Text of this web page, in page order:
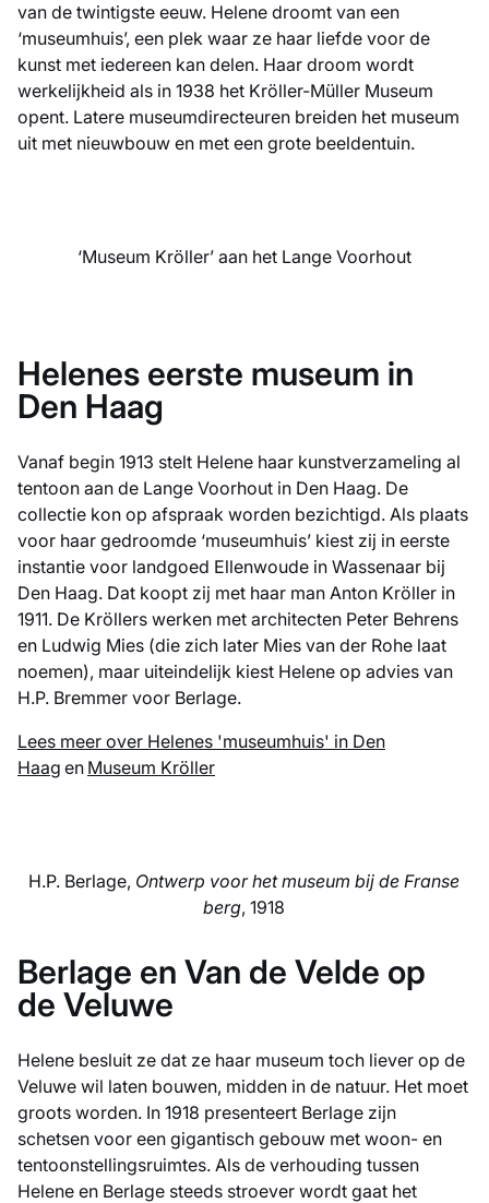
van de twintigste eeuw. Helene droomt van een
‘museumhuis’, een plek waar ze haar liefde voor de
kunst met iedereen kan delen. Haar droom wordt
werkelijkheid als in 1938 het Kröller-Müller Museum
opent. Latere museumdirecteuren breiden het museum
uit met nieuwbouw en met een grote beeldentuin.
‘Museum Kröller’ aan het Lange Voorhout
Helenes eerste museum in
Den Haag
Vanaf begin 1913 stelt Helene haar kunstverzameling al
tentoon aan de Lange Voorhout in Den Haag. De
collectie kon op afspraak worden bezichtigd. Als plaats
voor haar gedroomde ‘museumhuis’ kiest zij in eerste
instantie voor landgoed Ellenwoude in Wassenaar bij
Den Haag. Dat koopt zij met haar man Anton Kröller in
1911. De Kröllers werken met architecten Peter Behrens
en Ludwig Mies (die zich later Mies van der Rohe laat
noemen), maar uiteindelijk kiest Helene op advies van
H.P. Bremmer voor Berlage.
Lees meer over Helenes 'museumhuis' in Den
Haag en Museum Kröller
H.P. Berlage, Ontwerp voor het museum bij de Franse
berg, 1918
Berlage en Van de Velde op
de Veluwe
Helene besluit ze dat ze haar museum toch liever op de
Veluwe wil laten bouwen, midden in de natuur. Het moet
groots worden. In 1918 presenteert Berlage zijn
schetsen voor een gigantisch gebouw met woon- en
tentoonstellingsruimtes. Als de verhouding tussen
Helene en Berlage steeds stroever wordt gaat het